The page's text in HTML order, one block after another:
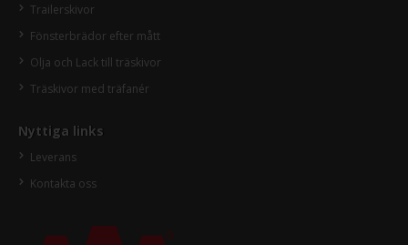
Trailerskivor
Fönsterbrädor efter mått
Olja och Lack till träskivor
Träskivor med träfanér
Nyttiga links
Leverans
Kontakta oss